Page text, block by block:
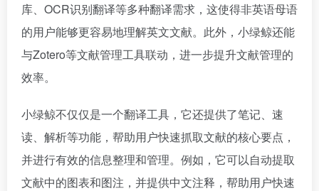
库、OCR识别翻译等多种翻译需求，这使得非英语母语
的用户能够更容易地理解英文文献。此外，小绿鲸还能
与Zotero等文献管理工具联动，进一步提升文献管理的
效率。
小绿鲸不仅仅是一个翻译工具，它还提供了笔记、速
读、解析等功能，帮助用户快速抓取文献的核心要点，
并进行有效的信息整理和管理。例如，它可以自动提取
文献中的图表和图注，并提供中文注释，帮助用户快速